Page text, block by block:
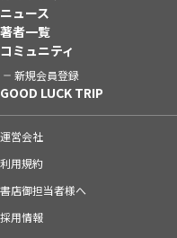
ニュース
著者一覧
コミュニティ
新規会員登録
GOOD LUCK TRIP
運営会社
利用規約
書店御担当者様へ
採用情報